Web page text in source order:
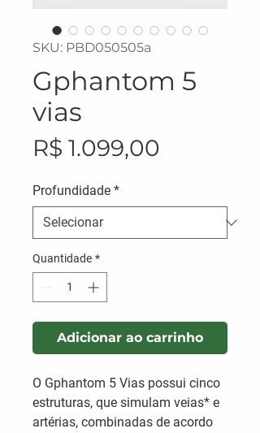
SKU: PBD050505a
Gphantom 5
vias
R$ 1.099,00
Profundidade *
Quantidade *
Adicionar ao carrinho
O Gphantom 5 Vias possui cinco
estruturas, que simulam veias* e
artérias, combinadas de acordo